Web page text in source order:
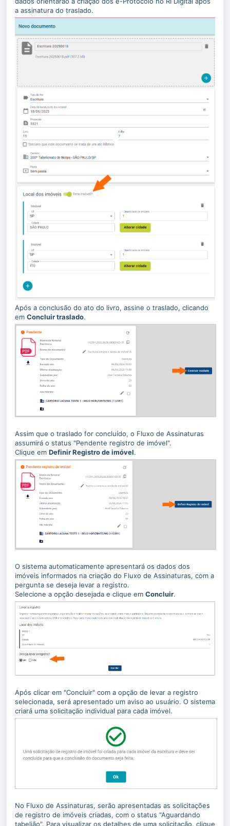
a assinatura do traslado.
Após a conclusão do ato do livro, assine o traslado, clicando
em Concluir traslado.
Assim que o traslado for concluído, o Fluxo de Assinaturas
assumirá o status "Pendente registro de imóvel".
Clique em Definir Registro de imóvel.
O sistema automaticamente apresentará os dados dos
imóveis informados na criação do Fluxo de Assinaturas, com a
pergunta se deseja levar a registro.
Selecione a opção desejada e clique em Concluir.
Após clicar em "Concluir" com a opção de levar a registro
selecionada, será apresentado um aviso ao usuário. O sistema
criará uma solicitação individual para cada imóvel.
No Fluxo de Assinaturas, serão apresentadas as solicitações
de registro de imóveis criadas, com o status "Aguardando
tabelião". Para visualizar os detalhes de uma solicitação, clique